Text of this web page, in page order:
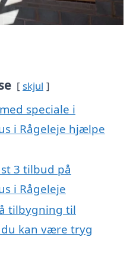
skjul
speciale i
i Rågeleje hjælpe
3 tilbud på
i Rågeleje
tilbygning til
kan være tryg